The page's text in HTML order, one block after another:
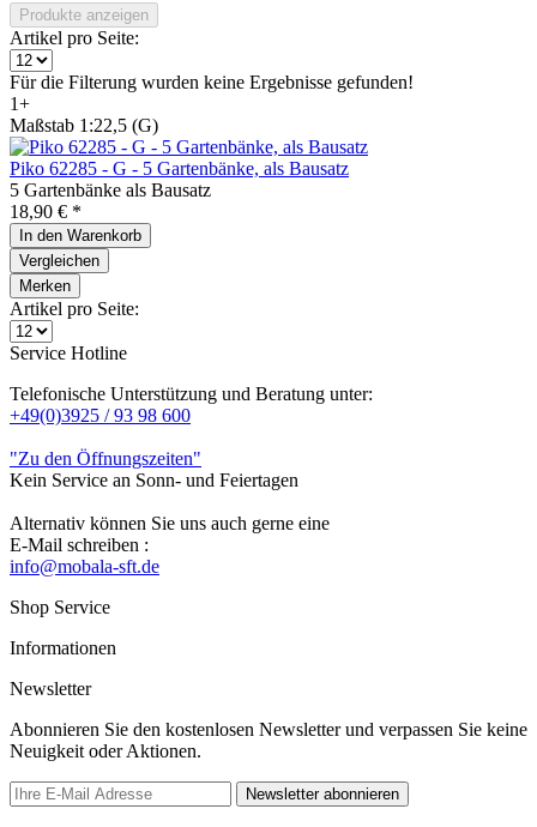
Produkte anzeigen
Artikel pro Seite:
Für die Filterung wurden keine Ergebnisse gefunden!
1+
Maßstab 1:22,5 (G)
Piko 62285 - G - 5 Gartenbänke, als Bausatz
5 Gartenbänke als Bausatz
18,90 € *
In den Warenkorb
Vergleichen
Merken
Artikel pro Seite:
Service Hotline
Telefonische Unterstützung und Beratung unter:
+49(0)3925 / 93 98 600
"Zu den Öffnungszeiten"
Kein Service an Sonn- und Feiertagen
Alternativ können Sie uns auch gerne eine
E-Mail schreiben :
info@mobala-sft.de
Shop Service
Informationen
Newsletter
Abonnieren Sie den kostenlosen Newsletter und verpassen Sie keine
Neuigkeit oder Aktionen.
Newsletter abonnieren